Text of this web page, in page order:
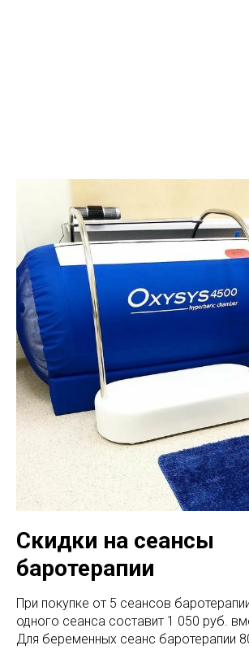
Скидки на сеансы
баротерапии
При покупке от 5 сеансов
одного сеанса составит 1 050 руб.
Для беременных сеанс баротерапии